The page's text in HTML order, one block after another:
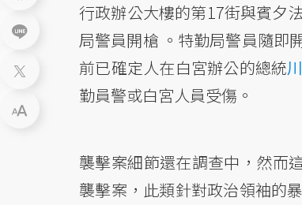
行政辦公大樓的第17街與賓夕
局警員開槍 。特勤局警員隨即
前已確定人在白宮辦公的總統
勤員警或白宮人員受傷。
襲擊案細節還在調查中，然而
襲擊案，此類針對政治領袖的